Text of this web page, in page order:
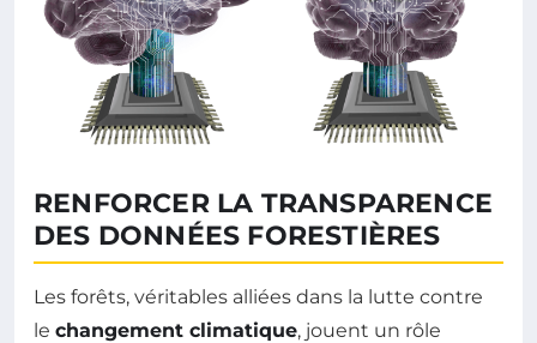
RENFORCER LA TRANSPARENCE
DES DONNÉES FORESTIÈRES
Les forêts, véritables alliées dans la lutte contre
le changement climatique, jouent un rôle